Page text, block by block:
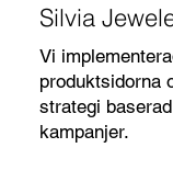
Silvia
Vi
produktsidorna
strategi
kampanjer.